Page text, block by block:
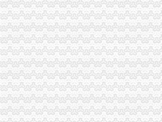
重庆市工商行政管理局发布红盾示信息：重庆
巴南局“四加”分公司营业执照注销化外资企业监
永川局认真达贯彻全市代理注销分公司工商行
荣昌局代办注销分公司在全县推行流通环节商
渝北局严把“三关”代办注销分公司，促进订单
南岸局重庆注销分公司深入扶贫联系村问旱灾
北碚局重庆注销税务四个环节确保基层案件核
奉节局突出“三重”重庆分公司注销抓好办公室
江津局重庆注销分公司四项措施支持企业发展
市局企业处认真开展“走进库区服务企业”重庆